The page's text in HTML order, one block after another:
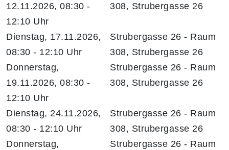
12.11.2026, 08:30 -
12:10 Uhr
308, Strubergasse 26
Dienstag, 17.11.2026,
08:30 - 12:10 Uhr
Strubergasse 26 - Raum
308, Strubergasse 26
Donnerstag,
19.11.2026, 08:30 -
12:10 Uhr
Strubergasse 26 - Raum
308, Strubergasse 26
Dienstag, 24.11.2026,
08:30 - 12:10 Uhr
Strubergasse 26 - Raum
308, Strubergasse 26
Donnerstag,
Strubergasse 26 - Raum